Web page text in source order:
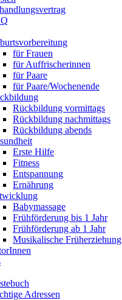
für Frauen
für Auffrischerinnen
für Paare
für Paare/Wochenende
Rückbildung vormittags
Rückbildung nachmittags
Rückbildung abends
Erste Hilfe
Fitness
Entspannung
Ernährung
Babymassage
Frühförderung bis 1 Jahr
Frühförderung ab 1 Jahr
Musikalische Früherziehung
Adressen